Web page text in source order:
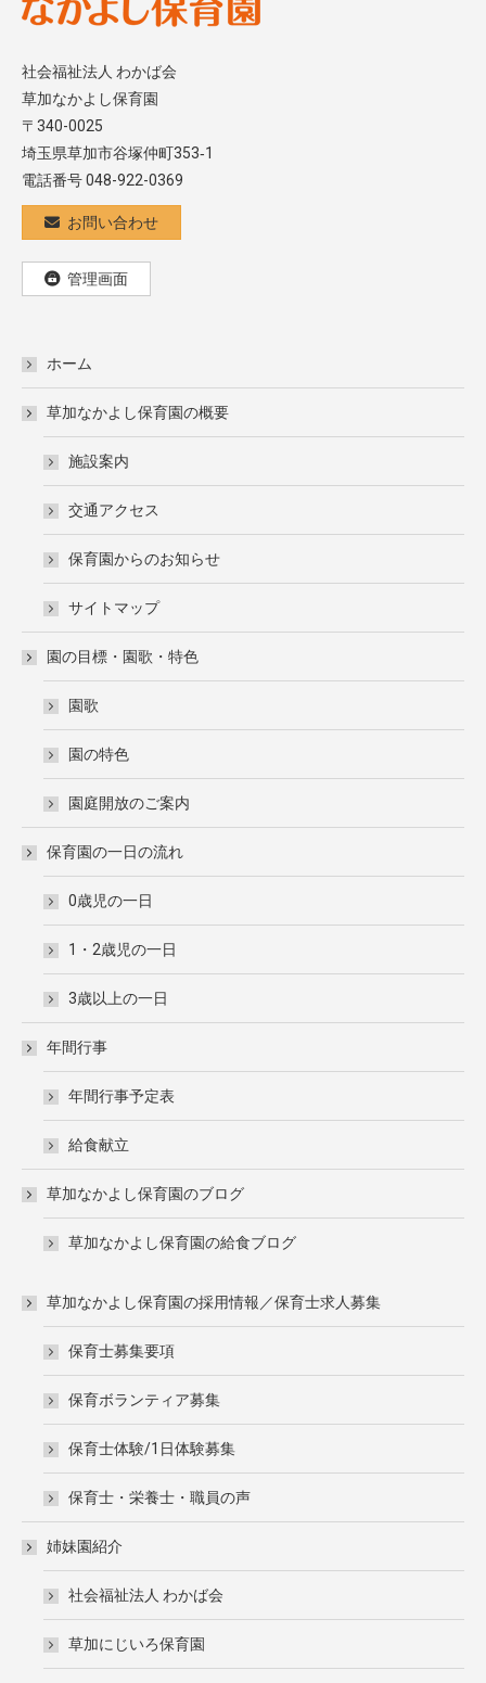
社会福祉法人 わかば会
草加なかよし保育園
〒340-0025
埼玉県草加市谷塚仲町353‐1
電話番号 048-922-0369
お問い合わせ
管理画面
ホーム
草加なかよし保育園の概要
施設案内
交通アクセス
保育園からのお知らせ
サイトマップ
園の目標・園歌・特色
園歌
園の特色
園庭開放のご案内
保育園の一日の流れ
0歳児の一日
1・2歳児の一日
3歳以上の一日
年間行事
年間行事予定表
給食献立
草加なかよし保育園のブログ
草加なかよし保育園の給食ブログ
草加なかよし保育園の採用情報／保育士求人募集
保育士募集要項
保育ボランティア募集
保育士体験/1日体験募集
保育士・栄養士・職員の声
姉妹園紹介
社会福祉法人 わかば会
草加にじいろ保育園